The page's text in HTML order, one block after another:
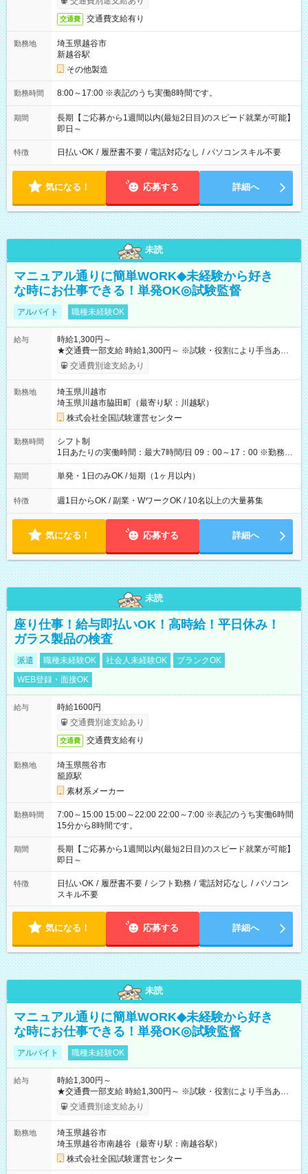
交通費 交通費支給有り
勤務地
埼玉県越谷市
新越谷駅
その他製造
勤務時間 8:00～17:00 ※表記のうち実働8時間です。
期間
長期【ご応募から1週間以内(最短2日目)のスピード就業が可能】
即日～
特徴 日払いOK / 履歴書不要 / 電話対応なし / パソコンスキル不要
気になる！ 応募する 詳細へ
未読
マニュアル通りに簡単WORK◆未経験から好き
な時にお仕事できる！単発OK◎試験監督
アルバイト 職種未経験OK
給与
時給1,300円～
★交通費一部支給 時給1,300円～ ※試験・役割により手当あり
※勤務回数により昇給あり 【即給（前払い）オプションあ
り！】 希望される場合、勤務から1週間ほどで給与の一部を受け
例】 ・河合塾模擬試験 8:30～17:30（休憩1時間） 時給1,300円
×8時間＝日収10,400円＋交通費 ※当日の役割により時給＋100
円の場合あり ・国家試験 7:00～13:30（休憩なし） 時給1,300
円（役割手当＋100円）×6時間＝日収8,400円＋交通費 【試用期
間】試用期間なし
交通費別途支給あり
勤務地
埼玉県川越市
埼玉県川越市脇田町（最寄り駅：川越駅）
株式会社全国試験運営センター
勤務時間
シフト制
1日あたりの実働時間：最大7時間/日 09：00～17：00 ※勤務時
間は 試験により異なります。
期間 単発・1日のみOK / 短期（1ヶ月以内）
特徴 週1日からOK / 副業・WワークOK / 10名以上の大量募集
気になる！ 応募する 詳細へ
未読
座り仕事！給与即払いOK！高時給！平日休み！
ガラス製品の検査
派遣 職種未経験OK 社会人未経験OK
ブランクOK
WEB登録・面接OK
給与
時給1600円
交通費別途支給あり
交通費 交通費支給有り
勤務地
埼玉県熊谷市
籠原駅
素材系メーカー
勤務時間
7:00～15:00 15:00～22:00 22:00～7:00 ※表記のうち実働6時間
15分から8時間です。
期間
長期【ご応募から1週間以内(最短2日目)のスピード就業が可能】
即日～
特徴 日払いOK / 履歴書不要 / シフト勤務 / 電話対応なし / パソコン
スキル不要
気になる！ 応募する 詳細へ
未読
マニュアル通りに簡単WORK◆未経験から好き
な時にお仕事できる！単発OK◎試験監督
アルバイト 職種未経験OK
給与
時給1,300円～
★交通費一部支給 時給1,300円～ ※試験・役割により手当あり
※勤務回数により昇給あり 【即給（前払い）オプションあ
り！】 希望される場合、勤務から1週間ほどで給与の一部を受け
例】 ・河合塾模擬試験 8:30～17:30（休憩1時間） 時給1,300円
×8時間＝日収10,400円＋交通費 ※当日の役割により時給＋100
円の場合あり ・国家試験 7:00～13:30（休憩なし） 時給1,300
円（役割手当＋100円）×6時間＝日収8,400円＋交通費 【試用期
交通費別途支給あり
勤務地
埼玉県越谷市
埼玉県越谷市南越谷（最寄り駅：南越谷駅）
株式会社全国試験運営センター